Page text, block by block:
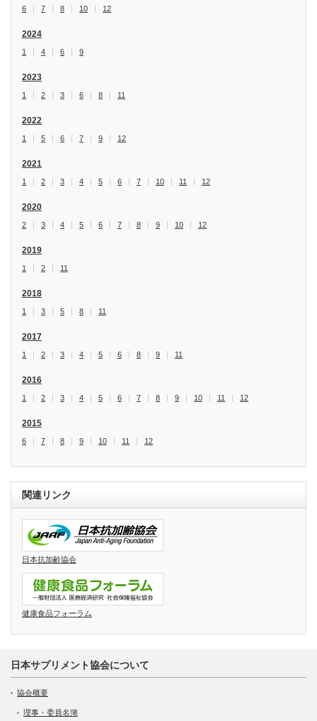
6 7 8 10 12
2024
1 4 6 9
2023
1 2 3 6 8 11
2022
1 5 6 7 9 12
2021
1 2 3 4 5 6 7 10 11 12
2020
2 3 4 5 6 7 8 9 10 12
2019
1 2 11
2018
1 3 5 8 11
2017
1 2 3 4 5 6 8 9 11
2016
1 2 3 4 5 6 7 8 9 10 11 12
2015
6 7 8 9 10 11 12
関連リンク
日本抗加齢協会
健康食品フォーラム
日本サプリメント協会について
協会概要
理事・委員名簿